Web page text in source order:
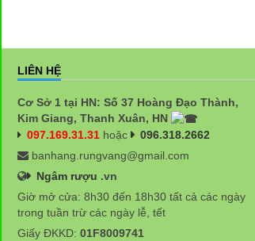
LIÊN HỆ
Cơ Sở 1 tại HN: Số 37 Hoàng Đạo Thành,
Kim Giang, Thanh Xuân, HN
097.169.31.31 hoặc
096.318.2662
banhang.rungvang@gmail.com
Ngâm rượu .vn
Giờ mở cửa: 8h30 đến 18h30 tất cả các ngày
trong tuần trừ các ngày lễ, tết
Giấy ĐKKD: 01F8009741